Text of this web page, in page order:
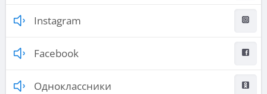
Instagram
Facebook
Одноклассники